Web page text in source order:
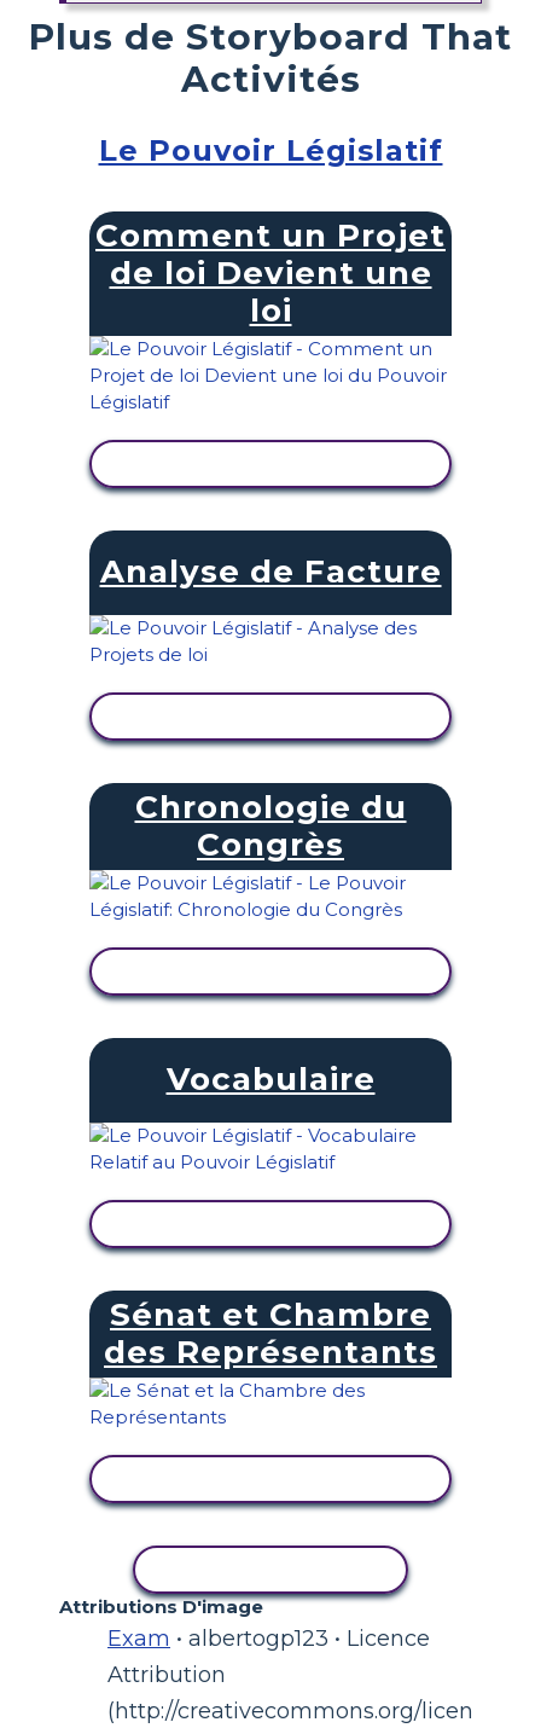
Plus de Storyboard That
Activités
Le Pouvoir Législatif
Comment un Projet
de loi Devient une
loi
Analyse de Facture
Chronologie du
Congrès
Vocabulaire
Sénat et Chambre
des Représentants
Attributions D'image
Exam • albertogp123 • Licence
Attribution
(http://creativecommons.org/licen